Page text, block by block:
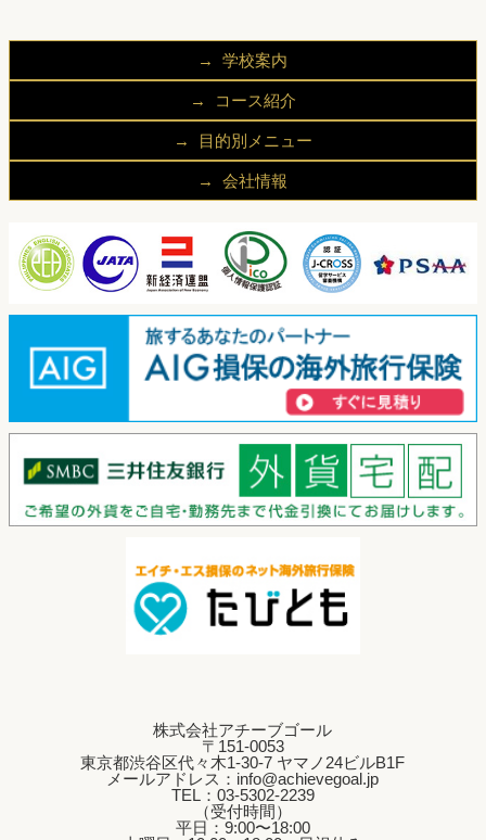
学校案内
CCEL/CCが選ばれる理由
キャンパス
留学中の滞在先
留学の流れ
留学生の声
よくあるご質問
コース紹介
一般英語コース
大学進学プログラム
試験対策コース
ホスピタリティマネジメント学科
国際貿易学科
ビジネスマネジメント学科
その他プログラム学科
目的別メニュー
学生の方へ
社会人の方へ
企業ご担当者様へ
会社情報
会社概要
アクセス
個人情報保護方針
お問い合わせ
株式会社アチーブゴール
〒151-0053
東京都渋谷区代々木1-30-7 ヤマノ24ビルB1F
メールアドレス：info@achievegoal.jp
TEL：03‐5302‐2239
（受付時間）
平日：9:00〜18:00